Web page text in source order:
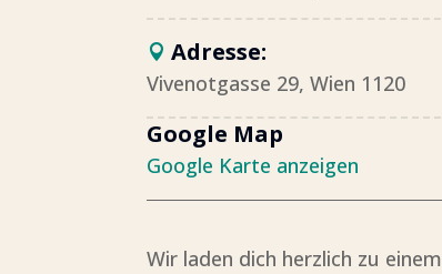
Adresse:
Vivenotgasse 29, Wien 1120
Google Map
Google Karte anzeigen
Wir laden dich herzlich zu einem